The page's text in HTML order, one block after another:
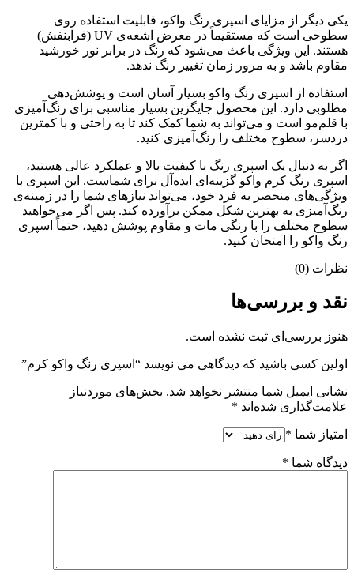
یکی دیگر از مزایای اسپری رنگ واکو، قابلیت استفاده روی
سطوحی است که مستقیماً در معرض اشعه‌ی UV (فرابنفش)
هستند. این ویژگی باعث می‌شود که رنگ در برابر نور خورشید
مقاوم باشد و به مرور زمان تغییر رنگ ندهد.
استفاده از اسپری رنگ واکو بسیار آسان است و پوشش‌دهی
مطلوبی دارد. این محصول جایگزین بسیار مناسبی برای رنگ‌آمیزی
با قلم‌مو است و می‌تواند به شما کمک کند تا به راحتی و با کمترین
دردسر، سطوح مختلف را رنگ‌آمیزی کنید.
اگر به دنبال یک اسپری رنگ با کیفیت بالا و عملکرد عالی هستید،
اسپری رنگ کرم واکو گزینه‌ای ایده‌آل برای شماست. این اسپری با
ویژگی‌های منحصر به فرد خود، می‌تواند نیازهای شما را در زمینه‌ی
رنگ‌آمیزی به بهترین شکل ممکن برآورده کند. پس اگر می‌خواهید
سطوح مختلف را با رنگی مات و مقاوم پوشش دهید، حتماً اسپری
رنگ واکو را امتحان کنید.
نظرات (0)
نقد و بررسی‌ها
هنوز بررسی‌ای ثبت نشده است.
اولین کسی باشید که دیدگاهی می نویسد “اسپری رنگ واکو کرم”
نشانی ایمیل شما منتشر نخواهد شد. بخش‌های موردنیاز
علامت‌گذاری شده‌اند *
امتیاز شما *
دیدگاه شما *